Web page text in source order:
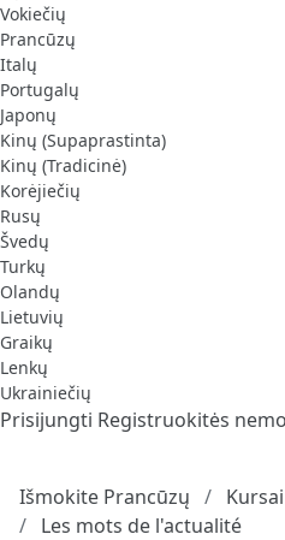
Vokiečių
Prancūzų
Italų
Portugalų
Japonų
Kinų (Supaprastinta)
Kinų (Tradicinė)
Korėjiečių
Rusų
Švedų
Turkų
Olandų
Lietuvių
Graikų
Lenkų
Ukrainiečių
Prisijungti Registruokitės
Išmokite Prancūzų
Kursai
Les mots de l'actualité